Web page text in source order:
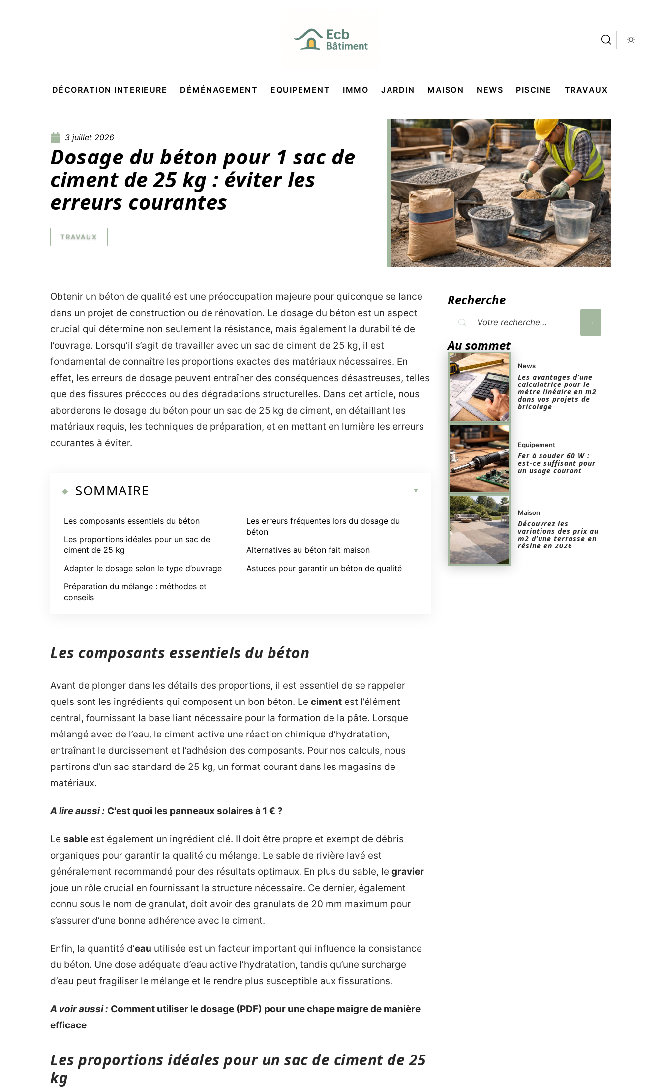
DÉCORATION INTERIEURE DÉMÉNAGEMENT EQUIPEMENT IMMO JARDIN MAISON NEWS PISCINE TRAVAUX
3 juillet 2026
Dosage du béton pour 1 sac de
ciment de 25 kg : éviter les
erreurs courantes
TRAVAUX
Obtenir un béton de qualité est une préoccupation majeure pour quiconque se lance
dans un projet de construction ou de rénovation. Le dosage du béton est un aspect
crucial qui détermine non seulement la résistance, mais également la durabilité de
l’ouvrage. Lorsqu’il s’agit de travailler avec un sac de ciment de 25 kg, il est
fondamental de connaître les proportions exactes des matériaux nécessaires. En
effet, les erreurs de dosage peuvent entraîner des conséquences désastreuses, telles
que des fissures précoces ou des dégradations structurelles. Dans cet article, nous
aborderons le dosage du béton pour un sac de 25 kg de ciment, en détaillant les
matériaux requis, les techniques de préparation, et en mettant en lumière les erreurs
courantes à éviter.
SOMMAIRE
Les composants essentiels du béton
Les proportions idéales pour un sac de
ciment de 25 kg
Adapter le dosage selon le type d’ouvrage
Préparation du mélange : méthodes et
conseils
Les erreurs fréquentes lors du dosage du
béton
Alternatives au béton fait maison
Astuces pour garantir un béton de qualité
Les composants essentiels du béton
Avant de plonger dans les détails des proportions, il est essentiel de se rappeler
quels sont les ingrédients qui composent un bon béton. Le ciment est l’élément
central, fournissant la base liant nécessaire pour la formation de la pâte. Lorsque
mélangé avec de l’eau, le ciment active une réaction chimique d’hydratation,
entraînant le durcissement et l’adhésion des composants. Pour nos calculs, nous
partirons d’un sac standard de 25 kg, un format courant dans les magasins de
matériaux.
A lire aussi : C'est quoi les panneaux solaires à 1 € ?
Le sable est également un ingrédient clé. Il doit être propre et exempt de débris
organiques pour garantir la qualité du mélange. Le sable de rivière lavé est
généralement recommandé pour des résultats optimaux. En plus du sable, le gravier
joue un rôle crucial en fournissant la structure nécessaire. Ce dernier, également
connu sous le nom de granulat, doit avoir des granulats de 20 mm maximum pour
s’assurer d’une bonne adhérence avec le ciment.
Enfin, la quantité d’eau utilisée est un facteur important qui influence la consistance
du béton. Une dose adéquate d’eau active l’hydratation, tandis qu’une surcharge
d’eau peut fragiliser le mélange et le rendre plus susceptible aux fissurations.
A voir aussi : Comment utiliser le dosage (PDF) pour une chape maigre de manière
efficace
Les proportions idéales pour un sac de ciment de 25
kg
Recherche
Au sommet
News
Les avantages d’une
calculatrice pour le
mètre linéaire en m2
dans vos projets de
bricolage
Equipement
Fer à souder 60 W :
est-ce suffisant pour
un usage courant
Maison
Découvrez les
variations des prix au
m2 d’une terrasse en
résine en 2026